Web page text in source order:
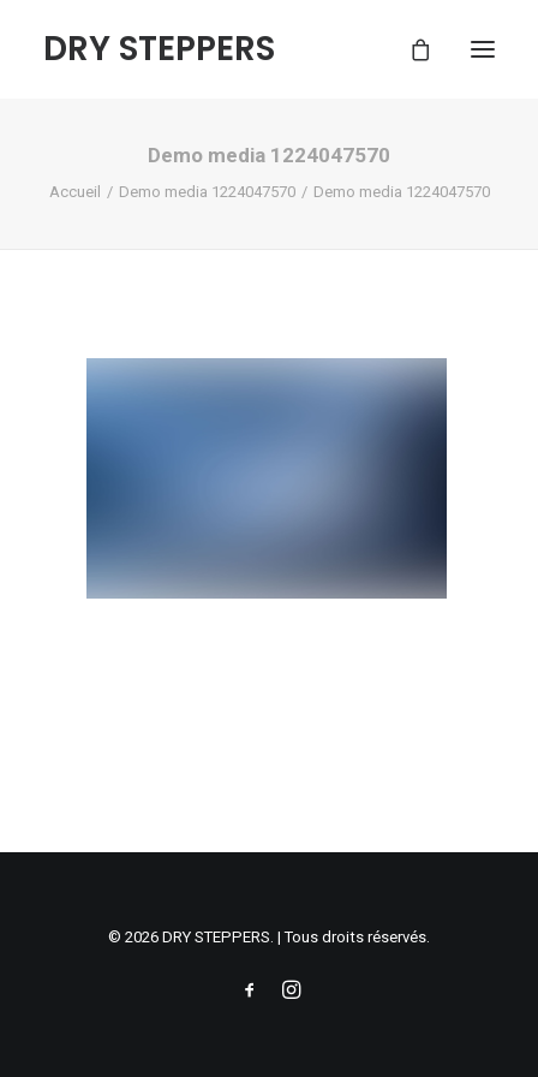
DRY STEPPERS
ACCUEIL
Demo media 1224047570
Accueil Demo media 1224047570 Demo media 1224047570
© 2026 DRY STEPPERS. | Tous droits réservés.